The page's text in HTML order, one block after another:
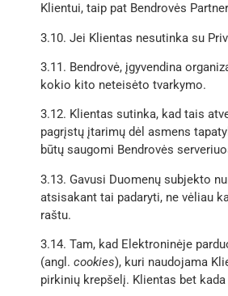
Klientui, taip pat Bendrovės
3.10. Jei Klientas nesutinka su
3.11. Bendrovė, įgyvendina
kokio kito neteisėto tvarkymo.
3.12. Klientas sutinka, kad tais
pagrįstų įtarimų dėl asmens
būtų saugomi Bendrovės
3.13. Gavusi Duomenų subjekto
atsisakant tai padaryti, ne vėliau
raštu.
3.14. Tam, kad Elektroninėje
(angl. cookies), kuri naudojama
pirkinių krepšelį. Klientas bet